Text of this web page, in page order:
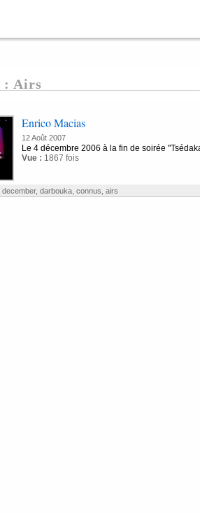
: Airs
Enrico Macias
12 Août 2007
Le 4 décembre 2006 à la fin de soirée
Vue : 1867 fois
december, darbouka, connus airs